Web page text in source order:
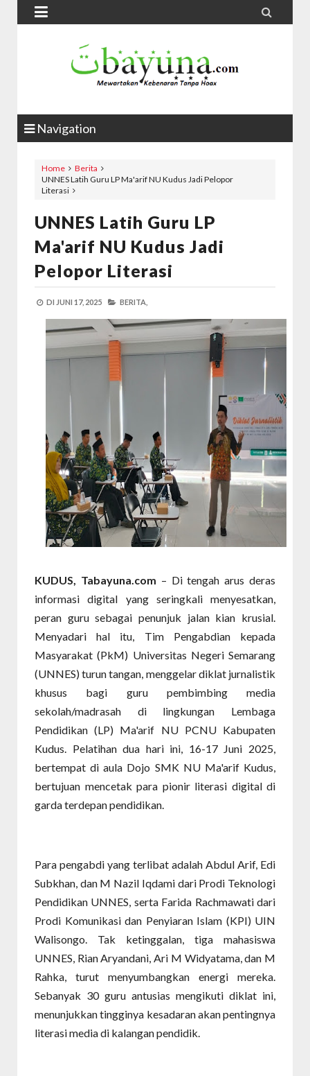
 
Navigation
Home
Berita
UNNES Latih Guru LP Ma'arif NU Kudus Jadi Pelopor
Literasi
UNNES Latih Guru LP
Ma'arif NU Kudus Jadi
Pelopor Literasi
DI JUNI 17, 2025 BERITA,
KUDUS, Tabayuna.com – Di tengah arus deras
informasi digital yang seringkali menyesatkan,
peran guru sebagai penunjuk jalan kian krusial.
Menyadari hal itu, Tim Pengabdian kepada
Masyarakat (PkM) Universitas Negeri Semarang
(UNNES) turun tangan, menggelar diklat jurnalistik
khusus bagi guru pembimbing media
sekolah/madrasah di lingkungan Lembaga
Pendidikan (LP) Ma'arif NU PCNU Kabupaten
Kudus. Pelatihan dua hari ini, 16-17 Juni 2025,
bertempat di aula Dojo SMK NU Ma'arif Kudus,
bertujuan mencetak para pionir literasi digital di
garda terdepan pendidikan.
Para pengabdi yang terlibat adalah Abdul Arif, Edi
Subkhan, dan M Nazil Iqdami dari Prodi Teknologi
Pendidikan UNNES, serta Farida Rachmawati dari
Prodi Komunikasi dan Penyiaran Islam (KPI) UIN
Walisongo. Tak ketinggalan, tiga mahasiswa
UNNES, Rian Aryandani, Ari M Widyatama, dan M
Rahka, turut menyumbangkan energi mereka.
Sebanyak 30 guru antusias mengikuti diklat ini,
menunjukkan tingginya kesadaran akan pentingnya
literasi media di kalangan pendidik.